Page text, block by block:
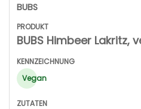
BUBS
BUBS Himbeer Lakritz,
Vegan